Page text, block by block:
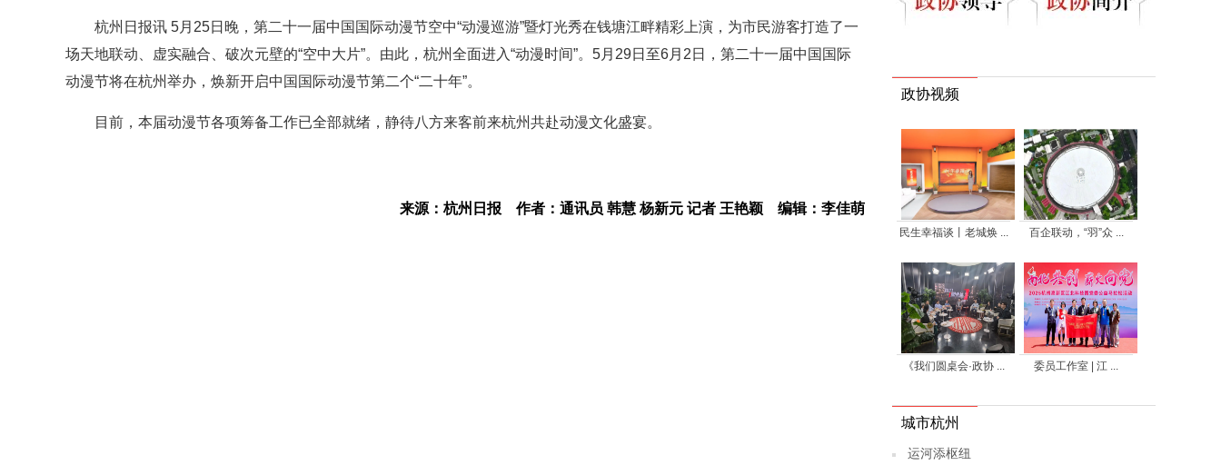
杭州日报讯 5月25日晚，第二十一届中国国际动漫节空中“动漫巡游”暨灯光秀在钱塘江畔精彩上演，为市民游客打造了一
场天地联动、虚实融合、破次元壁的“空中大片”。由此，杭州全面进入“动漫时间”。5月29日至6月2日，第二十一届中国国际
动漫节将在杭州举办，焕新开启中国国际动漫节第二个“二十年”。
目前，本届动漫节各项筹备工作已全部就绪，静待八方来客前来杭州共赴动漫文化盛宴。
来源：杭州日报 作者：通讯员 韩慧 杨新元 记者 王艳颖 编辑：李佳萌
政协视频
民生幸福谈丨老城焕 ... 百企联动，“羽”众 ...
《我们圆桌会·政协 ... 委员工作室 | 江 ...
城市杭州
运河添枢纽